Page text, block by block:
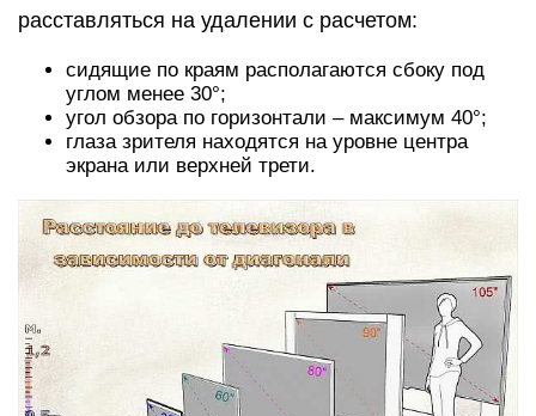
расставляться на удалении с расчетом:
сидящие по краям располагаются сбоку под
углом менее 30°;
угол обзора по горизонтали – максимум 40°;
глаза зрителя находятся на уровне центра
экрана или верхней трети.